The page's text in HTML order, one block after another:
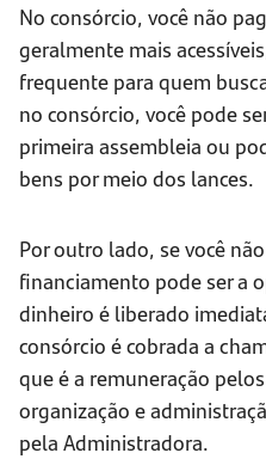
No consórcio, você não
geralmente mais
frequente para quem
no consórcio, você pode
primeira assembleia ou
bens por meio dos lances.
Por outro lado, se você
financiamento pode ser a
dinheiro é liberado
consórcio é cobrada a
que é a remuneração
organização e
pela Administradora.